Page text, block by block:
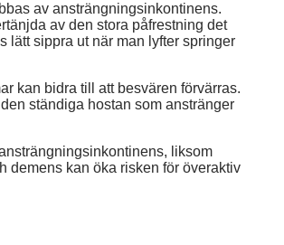
av ansträngningsinkontinens.
av den stora påfrestning det
lätt sippra ut när man lyfter springer
kan bidra till att besvären förvärras.
ständiga hostan som anstränger
liksom
demens kan öka risken för överaktiv